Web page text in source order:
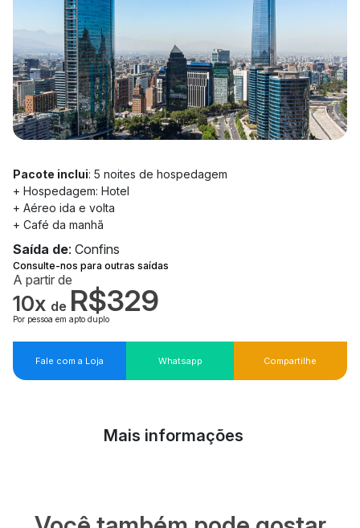
Pacote inclui: 5 noites de hospedagem
+ Hospedagem: Hotel
+ Aéreo ida e volta
+ Café da manhã
Saída de: Confins
Consulte-nos para outras saídas
A partir de
10x de R$329
Por pessoa em apto duplo
Fale com a Loja Whatsapp Compartilhe
Mais informações